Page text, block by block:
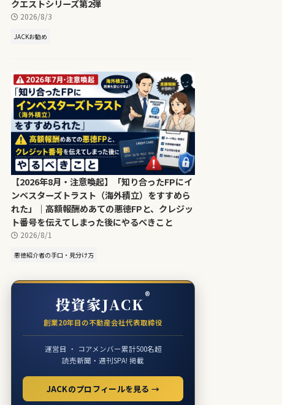
クエストシリーズ第2弾
2026/8/3
JACKお勧め
【2026年8月・注意喚起】「知り合ったFPにイ
ンベスターズトラスト（海外積立）をすすめら
れた」｜高額報酬めあての悪徳FPと、クレジッ
ト番号を伝えてしまった後にやるべきこと
2026/8/1
悪徳紹介者の手口・見分け方
投資家JACK®
創業20年目の不動産会社代表取締役
運営目 ・ コアメンバー累計500名超
読売新聞・週刊SPA! 掲載
JACKのプロフィールを見る →